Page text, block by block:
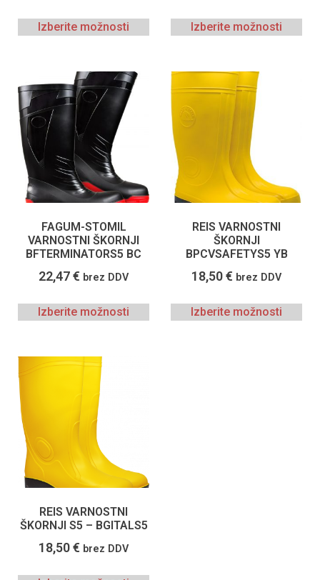
Izberite možnosti Izberite možnosti
FAGUM-STOMIL
VARNOSTNI ŠKORNJI
BFTERMINATORS5 BC
22,47€ brez DDV
Izberite možnosti
REIS VARNOSTNI
ŠKORNJI
BPCVSAFETYS5 YB
18,50€ brez DDV
Izberite možnosti
REIS VARNOSTNI
ŠKORNJI S5 – BGITALS5
18,50€ brez DDV